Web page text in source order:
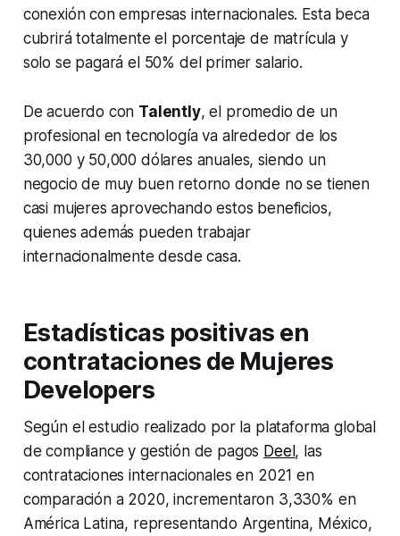
conexión con empresas internacionales. Esta beca
cubrirá totalmente el porcentaje de matrícula y
solo se pagará el 50% del primer salario.
De acuerdo con Talently, el promedio de un
profesional en tecnología va alrededor de los
30,000 y 50,000 dólares anuales, siendo un
negocio de muy buen retorno donde no se tienen
casi mujeres aprovechando estos beneficios,
quienes además pueden trabajar
internacionalmente desde casa.
Estadísticas positivas en
contrataciones de Mujeres
Developers
Según el estudio realizado por la plataforma global
de compliance y gestión de pagos Deel , las
contrataciones internacionales en 2021 en
comparación a 2020, incrementaron 3,330% en
América Latina, representando Argentina, México,